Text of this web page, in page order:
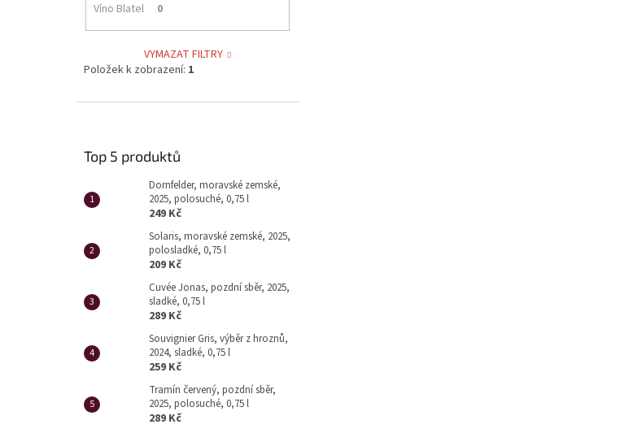
Víno Blatel 0
VYMAZAT FILTRY
Položek k zobrazení: 1
Top 5 produktů
Dornfelder, moravské zemské,
2025, polosuché, 0,75 l
249 Kč
Solaris, moravské zemské, 2025,
polosladké, 0,75 l
209 Kč
Cuvée Jonas, pozdní sběr, 2025,
sladké, 0,75 l
289 Kč
Souvignier Gris, výběr z hroznů,
2024, sladké, 0,75 l
259 Kč
Tramín červený, pozdní sběr,
2025, polosuché, 0,75 l
289 Kč